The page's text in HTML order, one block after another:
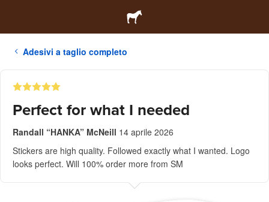
Adesivi a taglio completo
Perfect for what I needed
Randall “HANKA” McNeill 14 aprile 2026
Stickers are high quality. Followed exactly what I wanted. Logo
looks perfect. Will 100% order more from SM